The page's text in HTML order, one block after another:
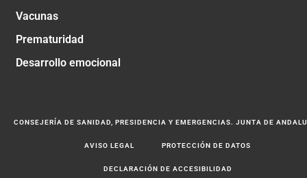
Vacunas
Prematuridad
Desarrollo emocional
CONSEJERÍA DE SANIDAD, PRESIDENCIA Y EMERGENCIAS. JUNTA DE
AVISO LEGAL PROTECCIÓN DE DATOS
DECLARACIÓN DE ACCESIBILIDAD